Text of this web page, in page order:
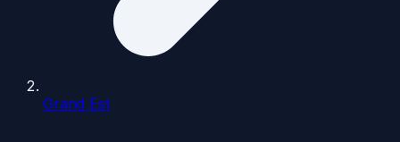
Grand Est